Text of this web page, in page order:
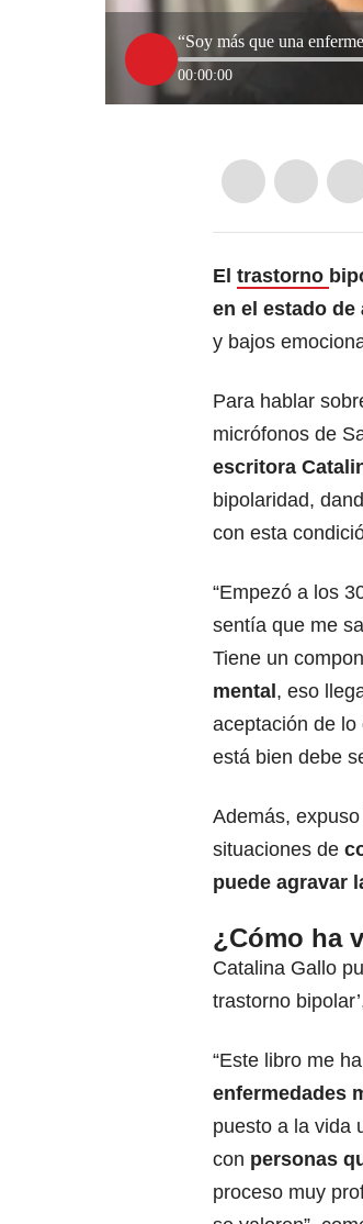
“Soy más que una
00:00:00
El trastorno
en el estado de
y bajos
Para hablar
micrófonos de
escritora
bipolaridad,
con esta
“Empezó a los
sentía que me
Tiene un
mental , eso
aceptación de
está bien debe
Además,
situaciones de
puede agravar
¿Cómo ha
Catalina Gallo
trastorno
“Este libro me
enfermedades
puesto a la vida
con personas
proceso muy